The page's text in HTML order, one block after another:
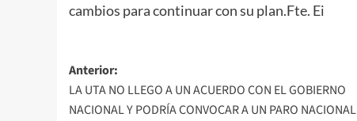
cambios para continuar con su plan.Fte. Ei
Navegación
de
Anterior:
LA UTA NO LLEGO A UN ACUERDO CON EL GOBIERNO
NACIONAL Y PODRÍA CONVOCAR A UN PARO NACIONAL